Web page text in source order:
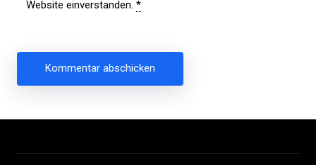
Website einverstanden. *